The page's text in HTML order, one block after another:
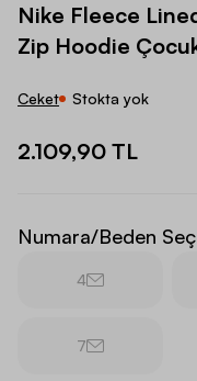
Nike Fleece
Zip Hoodie
Ceket Stokta yok
2.109,90 TL
Numara/Beden Seç
4
7